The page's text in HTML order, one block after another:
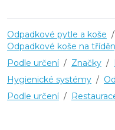
Odpadkové pytle a koše /
Odpadkové koše na
Podle určení / Značky /
Hygienické systémy /
Podle určení /